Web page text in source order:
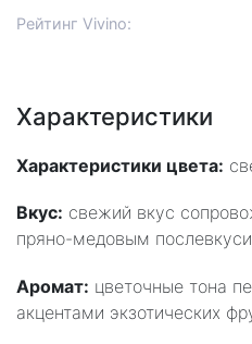
Рейтинг Vivino:
Характеристики
Характеристики цвета:
Вкус: свежий вкус
пряно-медовым
Аромат: цветочные тона
акцентами экзотических